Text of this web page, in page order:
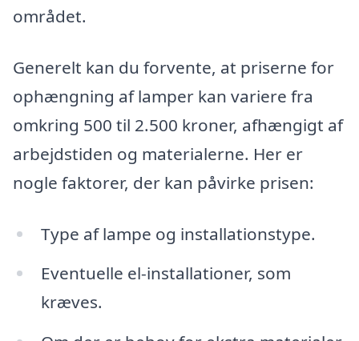
området.
Generelt kan du forvente, at priserne for
ophængning af lamper kan variere fra
omkring 500 til 2.500 kroner, afhængigt af
arbejdstiden og materialerne. Her er
nogle faktorer, der kan påvirke prisen:
Type af lampe og installationstype.
Eventuelle el-installationer, som
kræves.